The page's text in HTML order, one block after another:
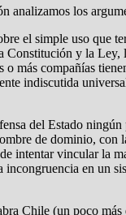
analizamos los
el simple uso que
y la
compañías
indiscutida
del Estado
de dominio,
vincular la
en un
Chile (un poco